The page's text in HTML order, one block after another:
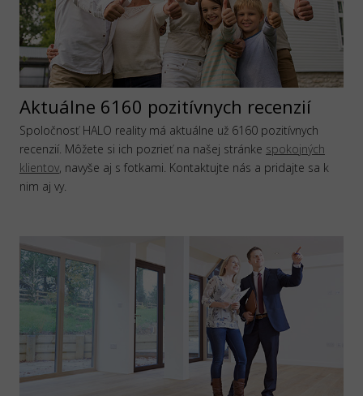
Aktuálne 6160 pozitívnych recenzií
Spoločnosť HALO reality má aktuálne už 6160 pozitívnych
recenzií. Môžete si ich pozrieť na našej stránke spokojných
klientov, navyše aj s fotkami. Kontaktujte nás a pridajte sa k
nim aj vy.